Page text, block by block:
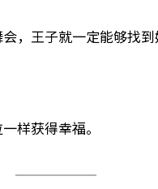
，王子就一定能够找到
样获得幸福。